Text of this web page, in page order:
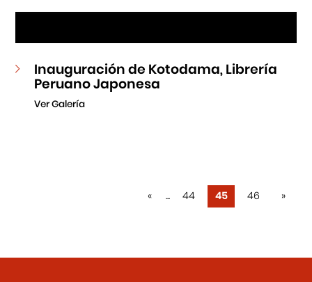
Inauguración de Kotodama, Librería
Peruano Japonesa
Ver Galería
« ... 44 45 46 »